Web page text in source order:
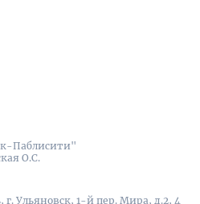
Паблисити"
О.С.
г. Ульяновск, 1-й пер. Мира, д.2, 4